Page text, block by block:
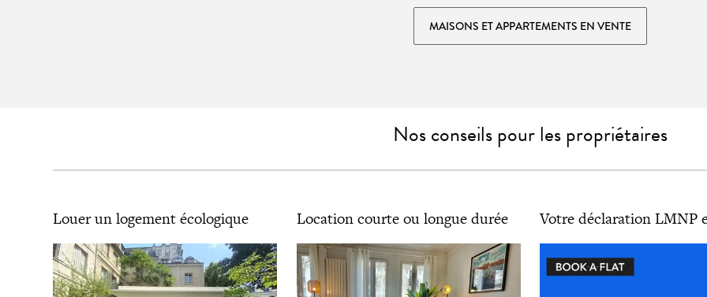
MAISONS ET APPARTEMENTS EN VENTE
Nos conseils pour les propriétaires
Louer un logement écologique Location courte ou longue durée Votre déclaration LMNP